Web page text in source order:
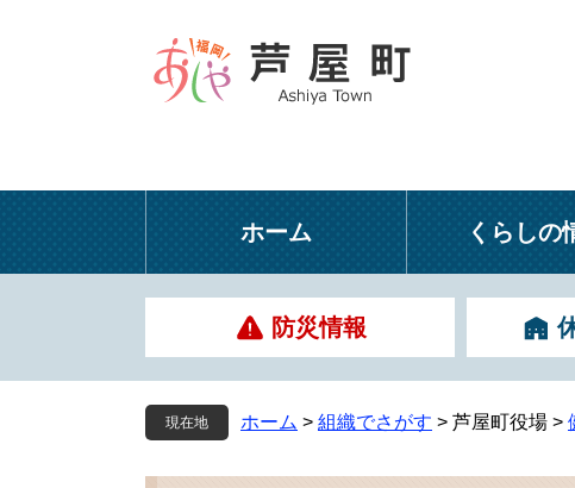
本
ホーム くらしの
防災情報
現在地 ホーム > 組織でさがす > 芦屋町役場 >